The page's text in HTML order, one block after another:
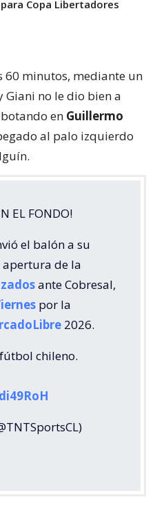
Copa Libertadores
60 minutos, mediante un
Giani no le dio bien a
en Guillermo
al palo izquierdo
EL FONDO!
el balón a su
de la
ante Cobresal,
por la
2026.
chileno.